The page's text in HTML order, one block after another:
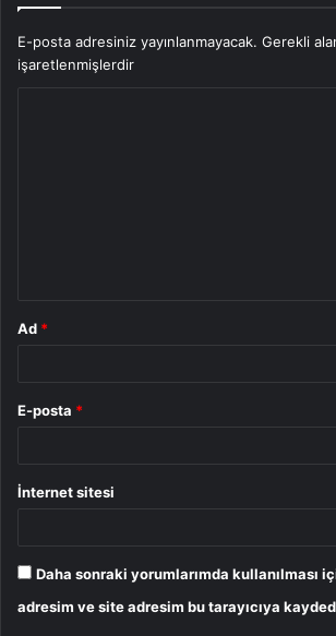
E-posta adresiniz yayınlanmayacak. Gerekli
işaretlenmişlerdir
Ad *
E-posta *
İnternet sitesi
Daha sonraki yorumlarımda kullanılması
adresim ve site adresim bu tarayıcıya